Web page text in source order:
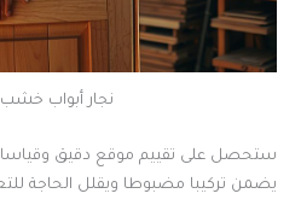
نجار أبواب خشب
ستحصل على تقييم موقع دقيق
يضمن تركيبا مضبوطا ويقلل الحاجة